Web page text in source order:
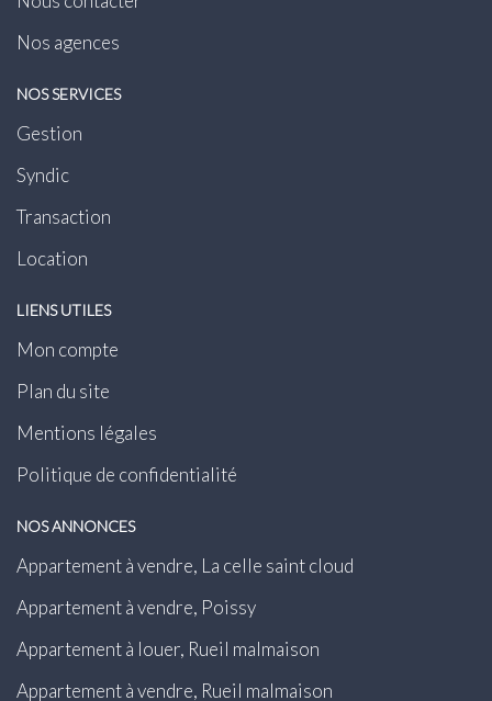
Nos agences
NOS SERVICES
Gestion
Syndic
Transaction
Location
LIENS UTILES
Mon compte
Plan du site
Mentions légales
Politique de confidentialité
NOS ANNONCES
Appartement à vendre, La celle saint cloud
Appartement à vendre, Poissy
Appartement à louer, Rueil malmaison
Appartement à vendre, Rueil malmaison